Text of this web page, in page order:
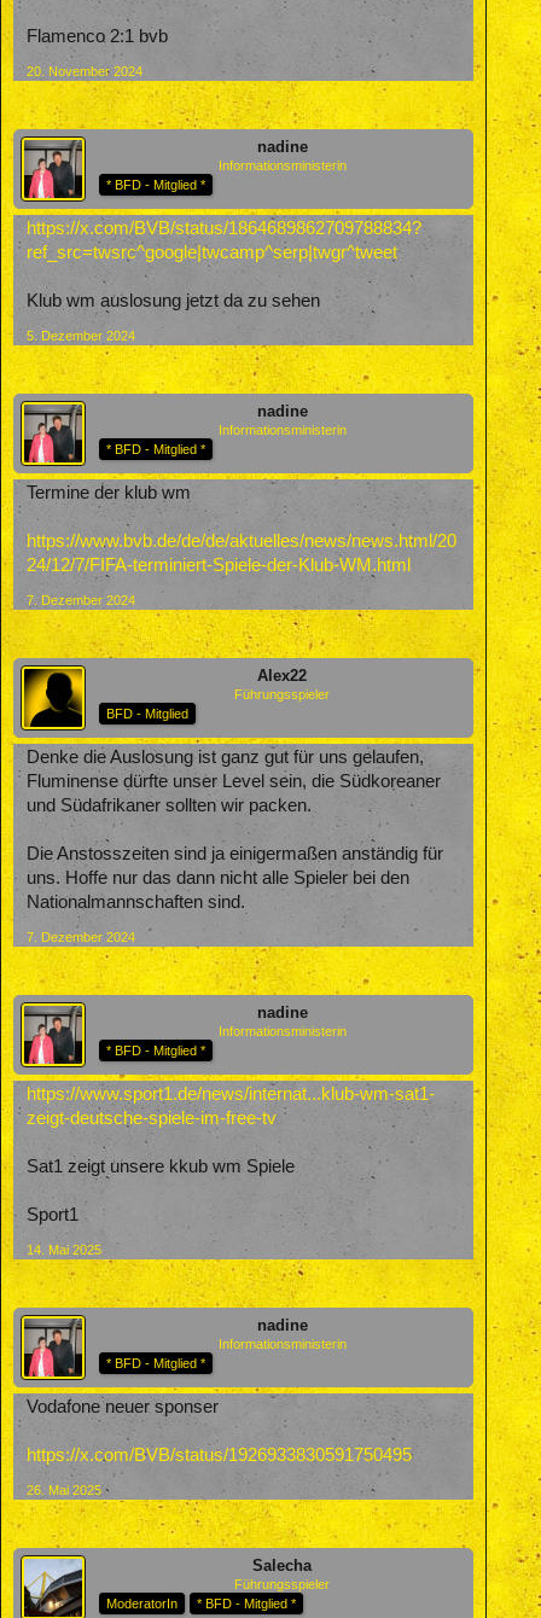
Flamenco 2:1 bvb
20. November 2024
nadine
Informationsministerin
* BFD - Mitglied *
https://x.com/BVB/status/1864689862709788834?
ref_src=twsrc^google|twcamp^serp|twgr^tweet
Klub wm auslosung jetzt da zu sehen
5. Dezember 2024
nadine
Informationsministerin
* BFD - Mitglied *
Termine der klub wm
https://www.bvb.de/de/de/aktuelles/news/news.html/20
24/12/7/FIFA-terminiert-Spiele-der-Klub-WM.html
7. Dezember 2024
Alex22
Führungsspieler
BFD - Mitglied
Denke die Auslosung ist ganz gut für uns gelaufen,
Fluminense dürfte unser Level sein, die Südkoreaner
und Südafrikaner sollten wir packen.
Die Anstosszeiten sind ja einigermaßen anständig für
uns. Hoffe nur das dann nicht alle Spieler bei den
Nationalmannschaften sind.
7. Dezember 2024
nadine
Informationsministerin
* BFD - Mitglied *
https://www.sport1.de/news/internat...klub-wm-sat1-
zeigt-deutsche-spiele-im-free-tv
Sat1 zeigt unsere kkub wm Spiele
Sport1
14. Mai 2025
nadine
Informationsministerin
* BFD - Mitglied *
Vodafone neuer sponser
https://x.com/BVB/status/1926933830591750495
26. Mai 2025
Salecha
Führungsspieler
ModeratorIn
* BFD - Mitglied *